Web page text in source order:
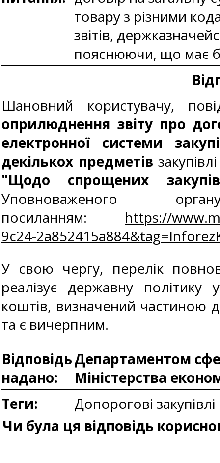
товару з різними
звітів,
пояснюючи, що має
Шановний користувачу,
оприлюднення звіту про
електронної системи
декількох предметів
"Щодо спрощених
Уповноваженого
посиланням: https://
9c24-
У свою чергу, перелік
реалізує державну політику
коштів, визначений частиною
та є вичерпним.
Відповідь
надано:
Департаментом
Міністерства
Теги:
Допорогові закупівлі
Чи була ця відповідь